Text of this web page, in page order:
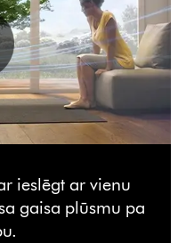
ieslēgt ar vienu
gaisa plūsmu pa